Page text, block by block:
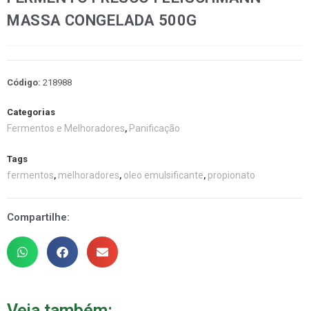
MASSA CONGELADA 500G
Código: 218988
Categorias
Fermentos e Melhoradores, Panificação
Tags
fermentos, melhoradores, oleo emulsificante, propionato
Compartilhe: